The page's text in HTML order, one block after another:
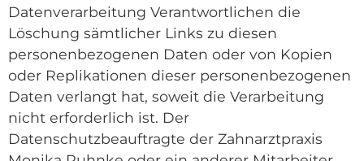
Datenverarbeitung Verantwortlichen die
Löschung sämtlicher Links zu diesen
personenbezogenen Daten oder von Kopien
oder Replikationen dieser personenbezogenen
Daten verlangt hat, soweit die Verarbeitung
nicht erforderlich ist. Der
Datenschutzbeauftragte der Zahnarztpraxis